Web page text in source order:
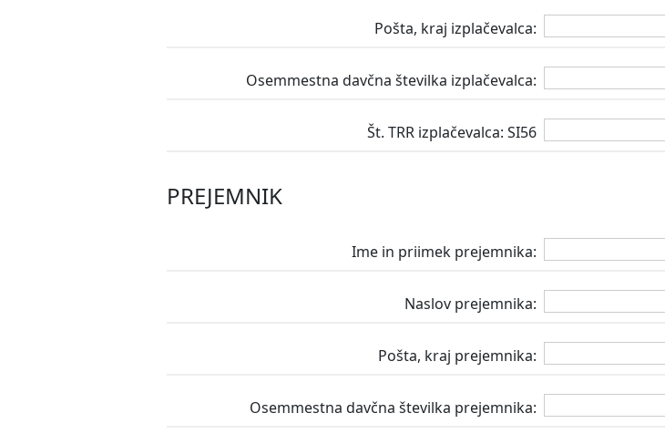
Pošta, kraj izplačevalca:
Osemmestna davčna številka izplačevalca:
Št. TRR izplačevalca: SI56
PREJEMNIK
Ime in priimek prejemnika:
Naslov prejemnika:
Pošta, kraj prejemnika:
Osemmestna davčna številka prejemnika: